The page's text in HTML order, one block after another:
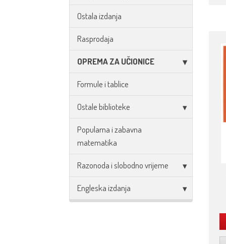
Ostala izdanja
Rasprodaja
OPREMA ZA UČIONICE
Formule i tablice
Ostale biblioteke
Popularna i zabavna
matematika
Razonoda i slobodno vrijeme
Engleska izdanja